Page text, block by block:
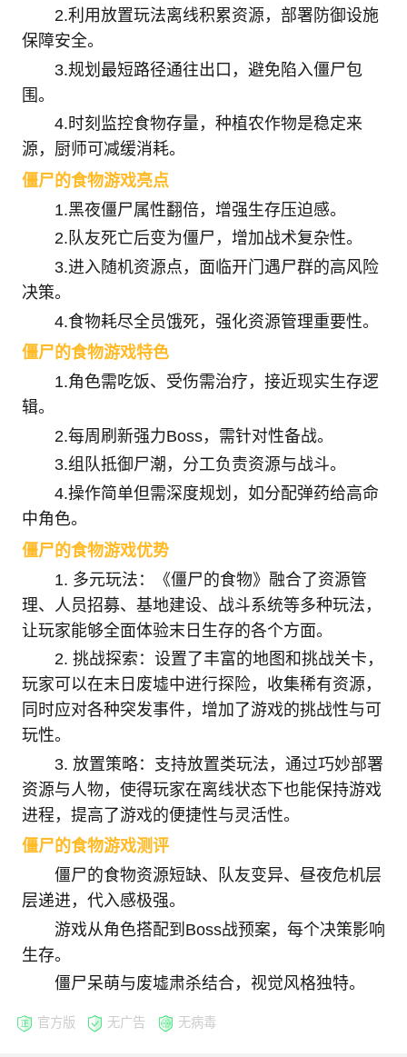
2.利用放置玩法离线积累资源，部署防御设施
保障安全。
3.规划最短路径通往出口，避免陷入僵尸包
围。
4.时刻监控食物存量，种植农作物是稳定来
源，厨师可减缓消耗。
僵尸的食物游戏亮点
1.黑夜僵尸属性翻倍，增强生存压迫感。
2.队友死亡后变为僵尸，增加战术复杂性。
3.进入随机资源点，面临开门遇尸群的高风险
决策。
4.食物耗尽全员饿死，强化资源管理重要性。
僵尸的食物游戏特色
1.角色需吃饭、受伤需治疗，接近现实生存逻
辑。
2.每周刷新强力Boss，需针对性备战。
3.组队抵御尸潮，分工负责资源与战斗。
4.操作简单但需深度规划，如分配弹药给高命
中角色。
僵尸的食物游戏优势
1. 多元玩法：《僵尸的食物》融合了资源管
理、人员招募、基地建设、战斗系统等多种玩法，
让玩家能够全面体验末日生存的各个方面。
2. 挑战探索：设置了丰富的地图和挑战关卡，
玩家可以在末日废墟中进行探险，收集稀有资源，
同时应对各种突发事件，增加了游戏的挑战性与可
玩性。
3. 放置策略：支持放置类玩法，通过巧妙部署
资源与人物，使得玩家在离线状态下也能保持游戏
进程，提高了游戏的便捷性与灵活性。
僵尸的食物游戏测评
僵尸的食物资源短缺、队友变异、昼夜危机层
层递进，代入感极强。
游戏从角色搭配到Boss战预案，每个决策影响
生存。
僵尸呆萌与废墟肃杀结合，视觉风格独特。
官方版 无广告 无病毒